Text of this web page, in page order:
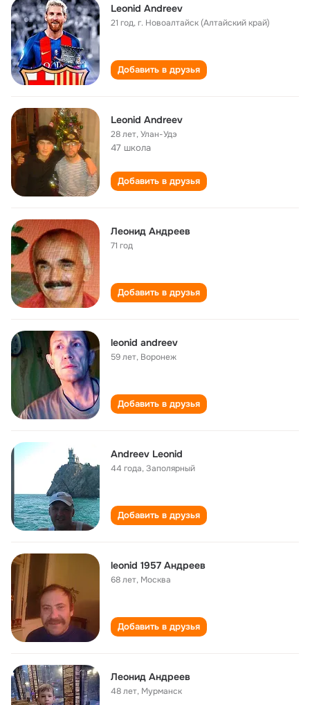
Leonid Andreev
21 год,г. Новоалтайск (Алтайский край)
Добавить в друзья
Leonid Andreev
28 лет,Улан-Удэ
47 школа
Добавить в друзья
Леонид Андреев
71 год
Добавить в друзья
leonid andreev
59 лет, Воронеж
Добавить в друзья
Andreev Leonid
44 года,Заполярный
Добавить в друзья
leonid 1957 Андреев
68 лет, Москва
Добавить в друзья
Леонид Андреев
48 лет, Мурманск